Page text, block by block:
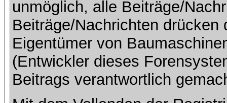
unmöglich, alle Beiträge/
Beiträge/Nachrichten
Eigentümer von
(Entwickler dieses
Beitrags verantwortlich